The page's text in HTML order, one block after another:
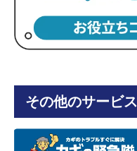
その他のサービス